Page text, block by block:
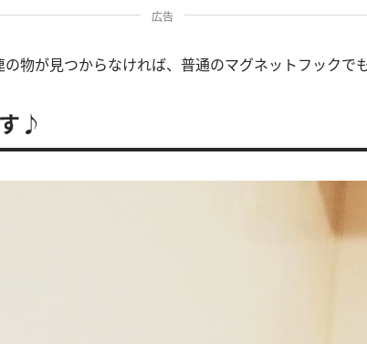
広告
物が見つからなければ、普通のマグネットフックで
♪